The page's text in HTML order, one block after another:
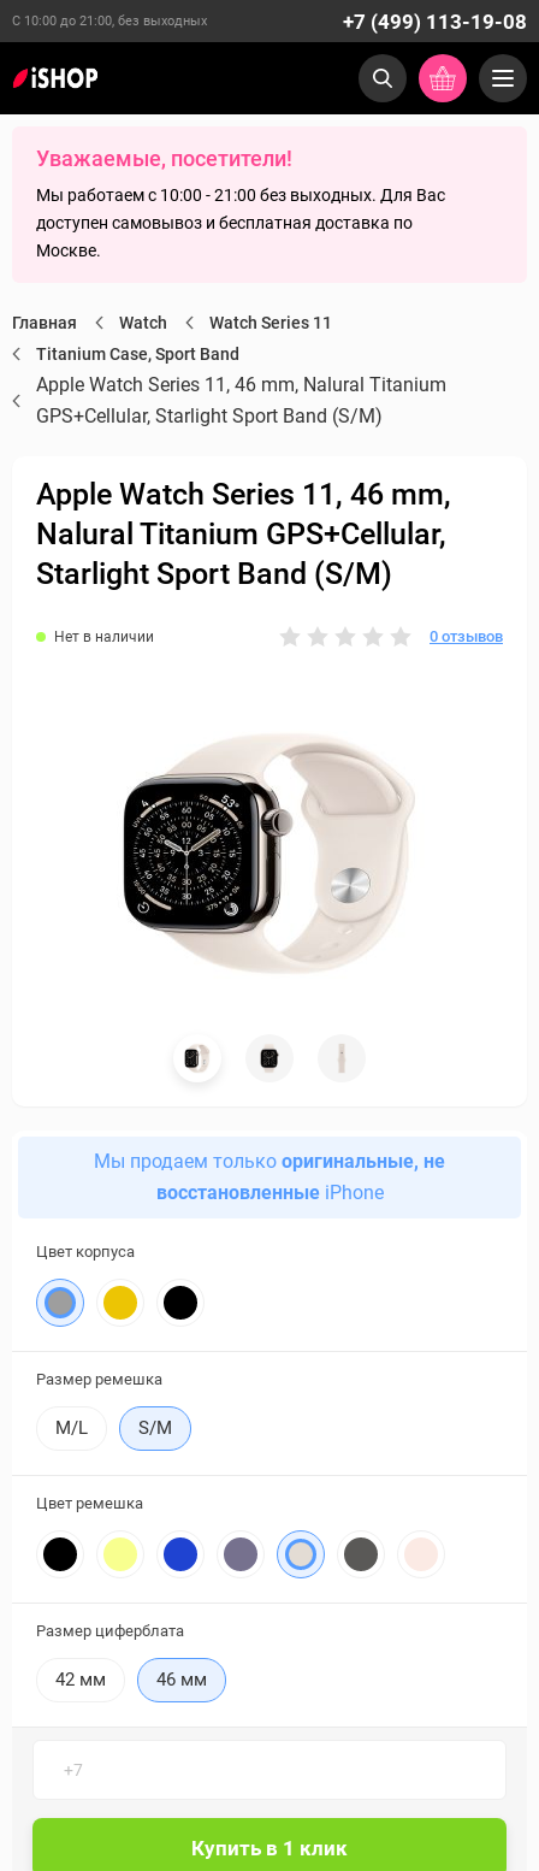
С 10:00 до 21:00, без выходных +7 (499) 113-19-08
Уважаемые, посетители!
Мы работаем с 10:00 - 21:00 без выходных. Для Вас
доступен самовывоз и бесплатная доставка по
Москве.
Главная Watch
Watch Series 11
Titanium Case, Sport Band
Apple Watch Series 11, 46 mm, Nalural Titanium
GPS+Cellular, Starlight Sport Band (S/M)
Apple Watch Series 11, 46 mm,
Nalural Titanium GPS+Cellular,
Starlight Sport Band (S/M)
Нет в наличии 0 отзывов
Мы продаем только оригинальные, не
восстановленныеiPhone
Цвет корпуса
Размер ремешка
M/L S/M
Цвет ремешка
Размер циферблата
42 мм 46 мм